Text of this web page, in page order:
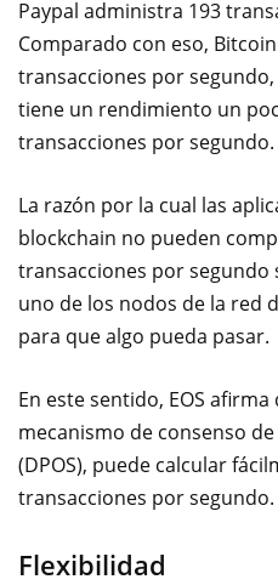
Paypal administra 193
Comparado con eso,
transacciones por
tiene un rendimiento un
transacciones por segundo.
La razón por la cual las
blockchain no pueden
transacciones por segundo
uno de los nodos de la red
para que algo pueda pasar.
En este sentido, EOS
mecanismo de consenso
(DPOS), puede calcular
transacciones por segundo.
Flexibilidad